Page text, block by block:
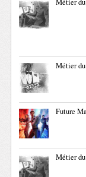
Métier
Métier
Future
Métier